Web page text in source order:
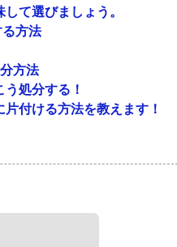
て選びましょう。
方法
方法
処分する！
付ける方法を教えます！